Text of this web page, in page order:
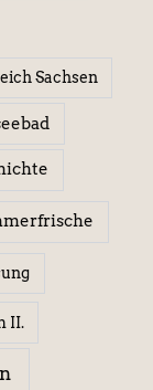
Sachsen
II.